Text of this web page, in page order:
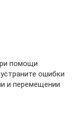
помощи
ошибки
и перемещении